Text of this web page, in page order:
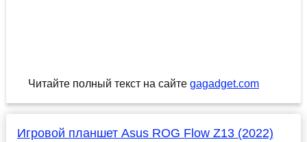
Читайте полный текст на сайте gagadget.com
Игровой планшет Asus ROG Flow Z13 (2022)